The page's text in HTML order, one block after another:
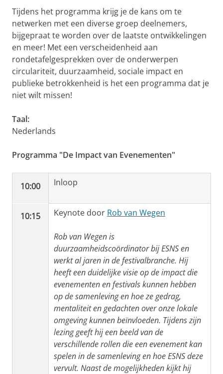
Tijdens het programma krijg je de kans om te
netwerken met een diverse groep deelnemers,
bijgepraat te worden over de laatste ontwikkelingen
en meer! Met een verscheidenheid aan
rondetafelgesprekken over de onderwerpen
circulariteit, duurzaamheid, sociale impact en
publieke betrokkenheid is het een programma dat je
niet wilt missen!
Taal:
Nederlands
Programma "De Impact van Evenementen"
10:00 Inloop
10:15 Keynote door Rob van Wegen
Rob van Wegen is
duurzaamheidscoördinator bij ESNS en
werkt al jaren in de festivalbranche. Hij
heeft een duidelijke visie op de impact die
evenementen en festivals kunnen hebben
op de samenleving en hoe ze gedrag,
mentaliteit en gedachten over onze lokale
omgeving kunnen beïnvloeden. Tijdens zijn
lezing geeft hij een beeld van de
verschillende rollen die een evenement kan
spelen in de samenleving en hoe ESNS deze
vervult. Naast de mogelijkheden kijkt hij